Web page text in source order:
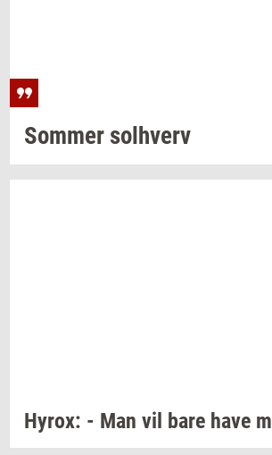
Som­mersol­hverv
Hyrox: - Man vil bare have